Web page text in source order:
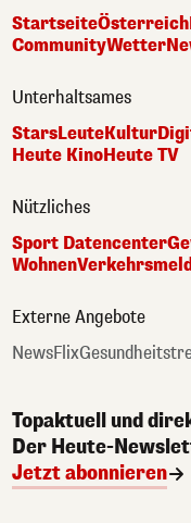
StartseiteÖsterreich
CommunityWetter
Unterhaltsames
StarsLeuteKultur
Heute KinoHeute TV
Nützliches
Sport Datencenter
Wohnen
Externe Angebote
NewsFlix
Topaktuell und
Der Heute-
Jetzt abonnieren